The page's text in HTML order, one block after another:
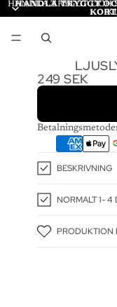
HANDLA TRYGGT
HANDLA TRYGGT OCH
249 SEK
BESKRIVNING
NORMALT 1- 4
PRODUKTION